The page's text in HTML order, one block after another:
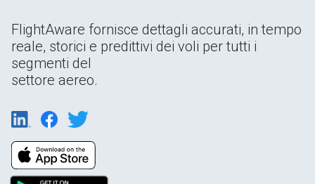
FlightAware fornisce dettagli accurati, in tempo
reale, storici e predittivi dei voli per tutti i
segmenti del
settore aereo.